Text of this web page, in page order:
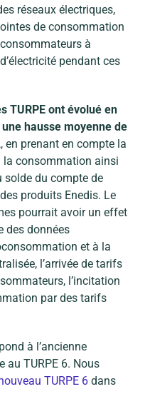
réseaux électriques,
de consommation
à
pendant ces
TURPE ont évolué en
hausse moyenne de
, en prenant en compte la
la consommation ainsi
solde du compte de
produits Enedis. Le
pourrait avoir un effet
des données
et à la
l’arrivée de tarifs
l’incitation
par des tarifs
à l’ancienne
au TURPE 6. Nous
TURPE 6dans